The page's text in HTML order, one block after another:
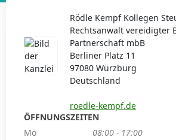
Rödle Kempf Kollegen
Rechtsanwalt vereidigter
Partnerschaft mbB
Berliner Platz 11
97080 Würzburg
Deutschland
roedle-kempf.de
ÖFFNUNGSZEITEN
Mo
08:00 - 17:00